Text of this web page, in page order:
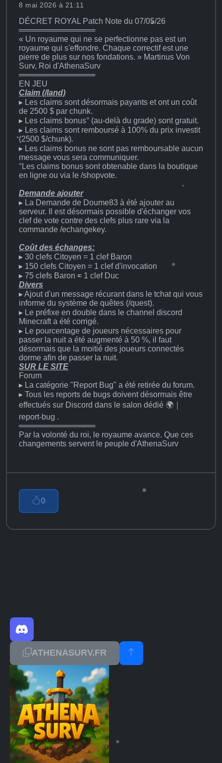
8 mai 2026 à 21:11
DÉCRET ROYAL Patch Note du 07/05/26
══════════════
« Un royaume qui ne se perfectionne pas est un
royaume qui s'effondre. Chaque correctif est une
pierre de plus sur nos fondations. » Martinus Von
Surv, Roi d'AthenaSurv
══════════════
EN JEU
Claim (/land)
▸ Les claims sont désormais payants et ont un coût
de 2500 $ par chunk.
▸ Les claims bonus° (au-delà du grade) sont gratuit.
▸ Les claims sont remboursé à 100% du prix investit
(2500 $/chunk).
▸ Les claims bonus ne sont pas remboursable aucun
message vous sera communiquer.
°Les claims bonus sont obtenable dans la boutique
en ligne ou via le /shopvote.
Demande ajouter
▸ La Demande de Doume83 à été ajouter au
serveur. Il est désormais possible d'échanger vos
clef de vote contre des clefs plus rare via la
commande /echangekey.
Coût des échanges:
▸ 30 clefs Citoyen = 1 clef Baron
▸ 150 clefs Citoyen = 1 clef d'invocation
▸ 75 clefs Baron = 1 clef Duc
Divers
▸ Ajout d'un message récurant dans le tchat qui vous
informe du système de quêtes (/quest).
▸ Le préfixe en double dans le channel discord
Minecraft a été corrigé.
▸ Le pourcentage de joueurs nécessaires pour
passer la nuit a été augmenté à 50 %, il faut
désormais que la moitié des joueurs connectés
dorme afin de passer la nuit.
SUR LE SITE
Forum
▸ La catégorie "Report Bug" a été retirée du forum.
▸ Tous les reports de bugs doivent désormais être
effectués sur Discord dans le salon dédié ⁠🌍｜
report-bug .
══════════════
Par la volonté du roi, le royaume avance. Que ces
changements servent le peuple d'AthenaSurv
0
ATHENASURV.FR